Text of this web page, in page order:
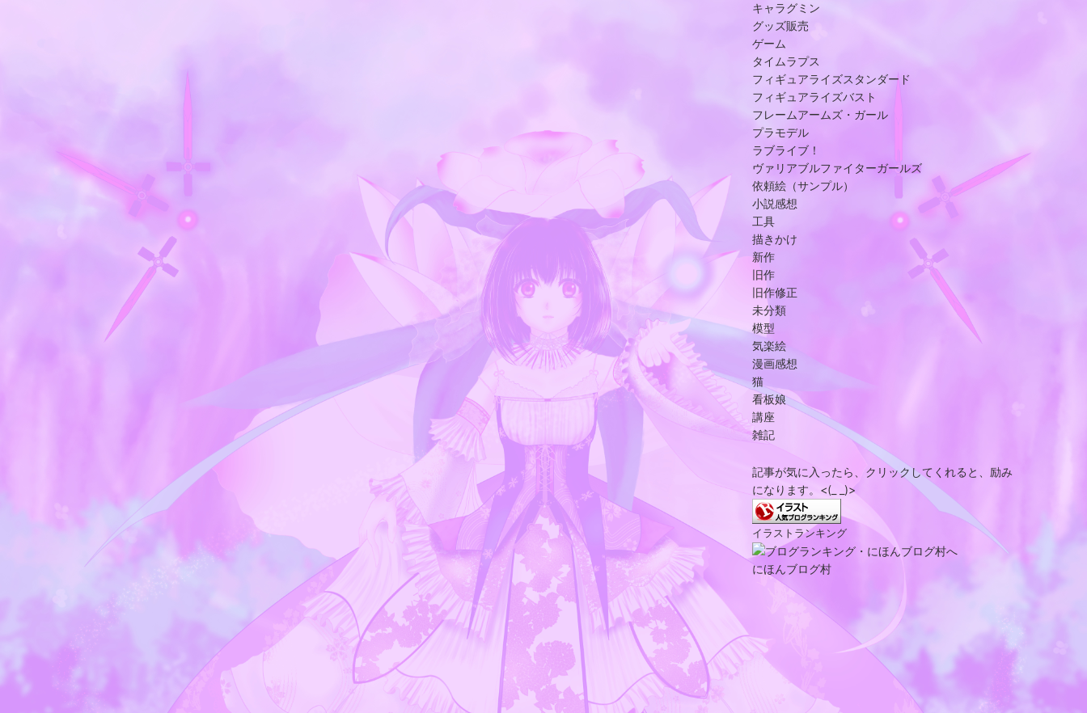
キャラグミン
グッズ販売
ゲーム
タイムラプス
フィギュアライズスタンダード
フィギュアライズバスト
フレームアームズ・ガール
プラモデル
ラブライブ！
ヴァリアブルファイターガールズ
依頼絵（サンプル）
小説感想
工具
描きかけ
新作
旧作
旧作修正
未分類
模型
気楽絵
漫画感想
猫
看板娘
講座
雑記
記事が気に入ったら、クリックしてくれると、励み
になります。<(_ _)>
イラストランキング
にほんブログ村